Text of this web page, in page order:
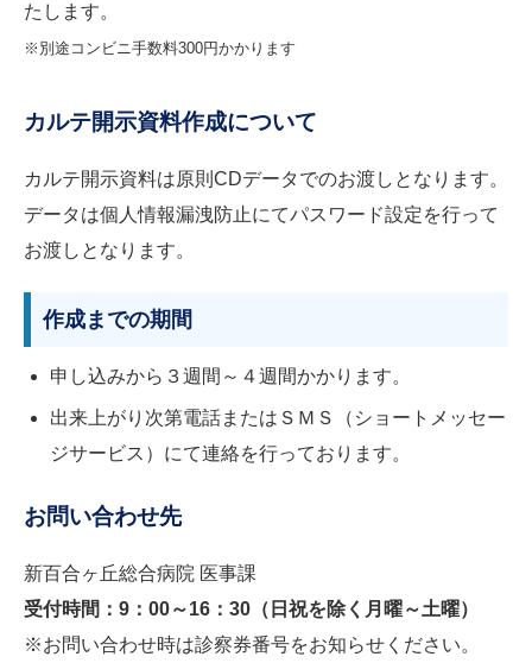
たします。
※別途コンビニ手数料300円かかります
カルテ開示資料作成について
カルテ開示資料は原則CDデータでのお渡しとなります。
データは個人情報漏洩防止にてパスワード設定を行って
お渡しとなります。
作成までの期間
申し込みから３週間～４週間かかります。
出来上がり次第電話またはＳＭＳ（ショートメッセー
ジサービス）にて連絡を行っております。
お問い合わせ先
新百合ヶ丘総合病院 医事課
受付時間：9：00～16：30（日祝を除く月曜～土曜）
※お問い合わせ時は診察券番号をお知らせください。